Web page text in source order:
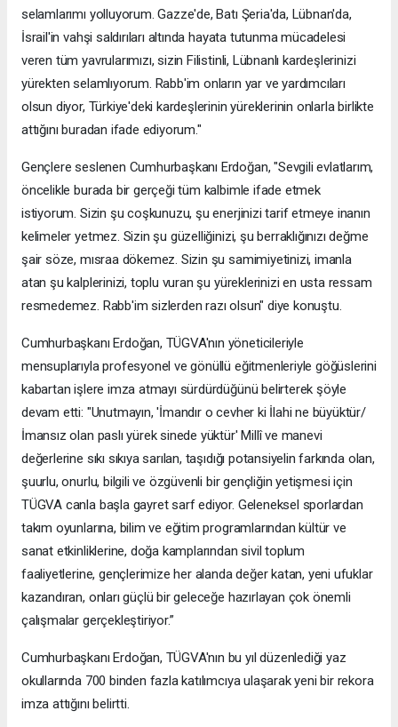
selamlarımı yolluyorum. Gazze'de, Batı Şeria'da, Lübnan'da,
İsrail'in vahşi saldırıları altında hayata tutunma mücadelesi
veren tüm yavrularımızı, sizin Filistinli, Lübnanlı kardeşlerinizi
yürekten selamlıyorum. Rabb'im onların yar ve yardımcıları
olsun diyor, Türkiye'deki kardeşlerinin yüreklerinin onlarla birlikte
attığını buradan ifade ediyorum."
Gençlere seslenen Cumhurbaşkanı Erdoğan, "Sevgili evlatlarım,
öncelikle burada bir gerçeği tüm kalbimle ifade etmek
istiyorum. Sizin şu coşkunuzu, şu enerjinizi tarif etmeye inanın
kelimeler yetmez. Sizin şu güzelliğinizi, şu berraklığınızı değme
şair söze, mısraa dökemez. Sizin şu samimiyetinizi, imanla
atan şu kalplerinizi, toplu vuran şu yüreklerinizi en usta ressam
resmedemez. Rabb'im sizlerden razı olsun" diye konuştu.
Cumhurbaşkanı Erdoğan, TÜGVA'nın yöneticileriyle
mensuplarıyla profesyonel ve gönüllü eğitmenleriyle göğüslerini
kabartan işlere imza atmayı sürdürdüğünü belirterek şöyle
devam etti: "Unutmayın, 'İmandır o cevher ki İlahi ne büyüktür/
İmansız olan paslı yürek sinede yüktür' Millî ve manevi
değerlerine sıkı sıkıya sarılan, taşıdığı potansiyelin farkında olan,
şuurlu, onurlu, bilgili ve özgüvenli bir gençliğin yetişmesi için
TÜGVA canla başla gayret sarf ediyor. Geleneksel sporlardan
takım oyunlarına, bilim ve eğitim programlarından kültür ve
sanat etkinliklerine, doğa kamplarından sivil toplum
faaliyetlerine, gençlerimize her alanda değer katan, yeni ufuklar
kazandıran, onları güçlü bir geleceğe hazırlayan çok önemli
çalışmalar gerçekleştiriyor.”
Cumhurbaşkanı Erdoğan, TÜGVA'nın bu yıl düzenlediği yaz
okullarında 700 binden fazla katılımcıya ulaşarak yeni bir rekora
imza attığını belirtti.